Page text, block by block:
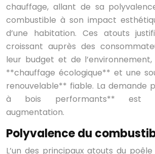
chauffage, allant de sa
combustible à son impact
d’une habitation. Ces atouts
croissant auprès des
leur budget et de
**chauffage écologique** et une
renouvelable** fiable. La demande
à bois performants** est
augmentation.
Polyvalence du
L’un des principaux atouts du